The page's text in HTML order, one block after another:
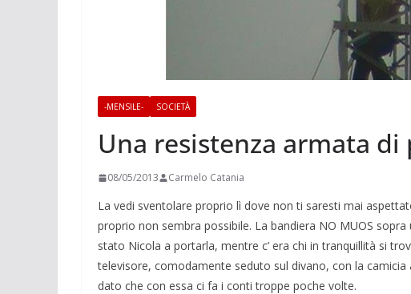
-MENSILE- SOCIETÀ
Una resistenza armata di
08/05/2013 Carmelo Catania
La vedi sventolare proprio lì dove non ti saresti mai
proprio non sem­bra possibile. La bandiera NO MUOS sopra
stato Nicola a portarla, mentre c’ era chi in tranquillità si
televisore, comodamente seduto sul divano, con la
dato che con essa ci fa i conti troppe poche volte.